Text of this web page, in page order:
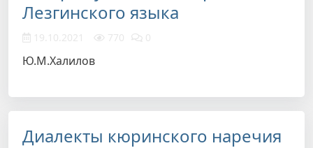
Лезгинского языка
19.10.2021 770 0
Ю.М.Халилов
Диалекты кюринского наречия